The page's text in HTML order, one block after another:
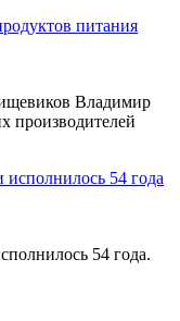
Владимир
производителей
54 года.